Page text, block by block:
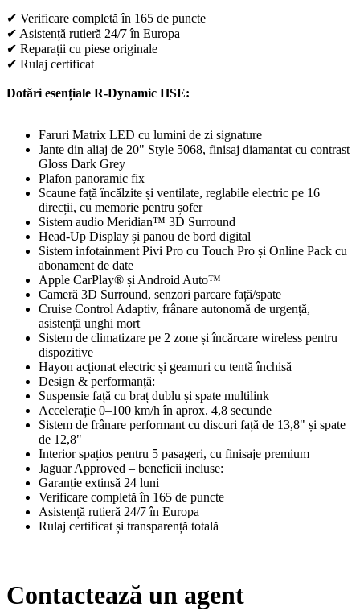
✔ Verificare completă în 165 de puncte
✔ Asistență rutieră 24/7 în Europa
✔ Reparații cu piese originale
✔ Rulaj certificat
Dotări esențiale R-Dynamic HSE:
Faruri Matrix LED cu lumini de zi signature
Jante din aliaj de 20" Style 5068, finisaj diamantat cu contrast
Gloss Dark Grey
Plafon panoramic fix
Scaune față încălzite și ventilate, reglabile electric pe 16
direcții, cu memorie pentru șofer
Sistem audio Meridian™ 3D Surround
Head-Up Display și panou de bord digital
Sistem infotainment Pivi Pro cu Touch Pro și Online Pack cu
abonament de date
Apple CarPlay® și Android Auto™
Cameră 3D Surround, senzori parcare față/spate
Cruise Control Adaptiv, frânare autonomă de urgență,
asistență unghi mort
Sistem de climatizare pe 2 zone și încărcare wireless pentru
dispozitive
Hayon acționat electric și geamuri cu tentă închisă
Design & performanță:
Suspensie față cu braț dublu și spate multilink
Accelerație 0–100 km/h în aprox. 4,8 secunde
Sistem de frânare performant cu discuri față de 13,8" și spate
de 12,8"
Interior spațios pentru 5 pasageri, cu finisaje premium
Jaguar Approved – beneficii incluse:
Garanție extinsă 24 luni
Verificare completă în 165 de puncte
Asistență rutieră 24/7 în Europa
Rulaj certificat și transparență totală
Contactează un agent